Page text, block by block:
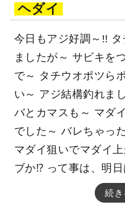
ヘダイ
今日もアジ好調～!!
ましたが～ サビキを
で～ タチウオポツら
い～ アジ結構釣れま
バとカマスも～ マダ
でした～ バレちゃっ
マダイ狙いでマダイ
ブか⁉ って事は、明
続